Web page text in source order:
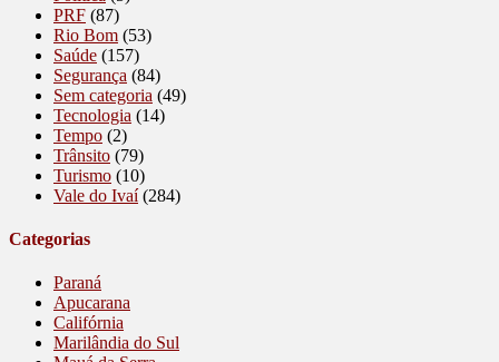
PRF (87)
Rio Bom (53)
Saúde (157)
Segurança (84)
Sem categoria (49)
Tecnologia (14)
Tempo (2)
Trânsito (79)
Turismo (10)
Vale do Ivaí(284)
Categorias
Paraná
Apucarana
Califórnia
Marilândia do Sul